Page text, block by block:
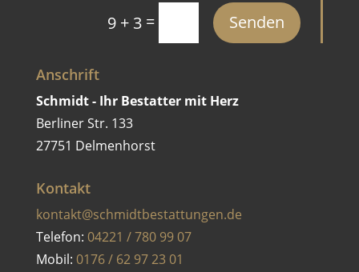
9 + 3 = Senden
Anschrift
Schmidt - Ihr Bestatter mit Herz
Berliner Str. 133
27751 Delmenhorst
Kontakt
kontakt@schmidtbestattungen.de
Telefon: 04221 / 780 99 07
Mobil: 0176 / 62 97 23 01